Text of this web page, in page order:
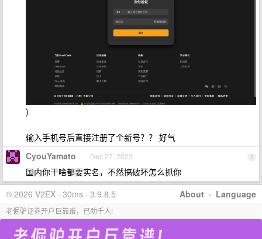
)
输入手机号后直接注册了个新号？？ 好气
5
CyouYamato Dec 27, 2023
国内你干啥都要实名，不然搞破坏怎么抓你
About · Language
© 2026 V2EX · 30ms · 3.9.8.5
老倔驴证券开户巨靠谱，已助千人!